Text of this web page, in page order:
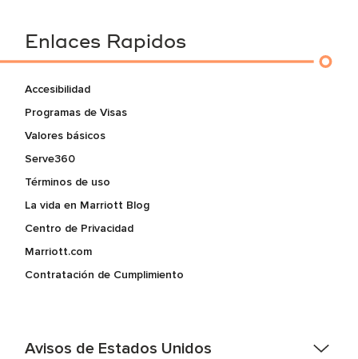
Enlaces Rapidos
Accesibilidad
Programas de Visas
Valores básicos
Serve360
Términos de uso
La vida en Marriott Blog
Centro de Privacidad
Marriott.com
Contratación de Cumplimiento
Avisos de Estados Unidos